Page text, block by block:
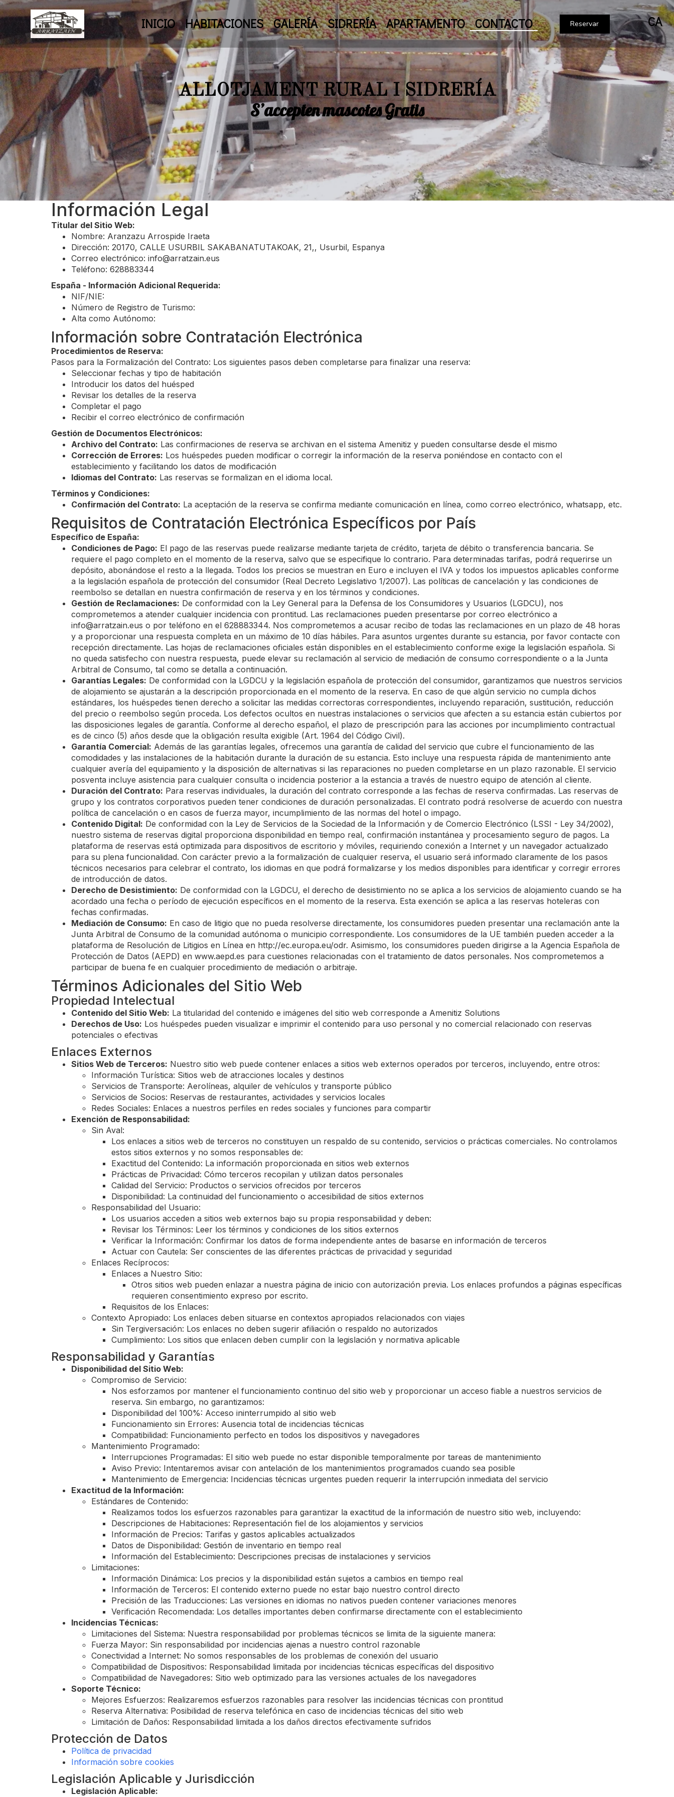
INICIO HABITACIONES GALERÍA SIDRERÍA APARTAMENTO CONTACTO Reservar CA
ALLOTJAMENT RURAL I SIDRERÍA
S’accepten mascotes Gratis
Información Legal
Titular del Sitio Web:
Nombre: Aranzazu Arrospide Iraeta
Dirección: 20170, CALLE USURBIL SAKABANATUTAKOAK, 21,, Usurbil, Espanya
Correo electrónico: info@arratzain.eus
Teléfono: 628883344
España - Información Adicional Requerida:
NIF/NIE:
Número de Registro de Turismo:
Alta como Autónomo:
Información sobre Contratación Electrónica
Procedimientos de Reserva:
Pasos para la Formalización del Contrato: Los siguientes pasos deben completarse para finalizar una reserva:
Seleccionar fechas y tipo de habitación
Introducir los datos del huésped
Revisar los detalles de la reserva
Completar el pago
Recibir el correo electrónico de confirmación
Gestión de Documentos Electrónicos:
Archivo del Contrato: Las confirmaciones de reserva se archivan en el sistema Amenitiz y pueden consultarse desde el mismo
Corrección de Errores: Los huéspedes pueden modificar o corregir la información de la reserva poniéndose en contacto con el
establecimiento y facilitando los datos de modificación
Idiomas del Contrato: Las reservas se formalizan en el idioma local.
Términos y Condiciones:
Confirmación del Contrato: La aceptación de la reserva se confirma mediante comunicación en línea, como correo electrónico, whatsapp, etc.
Requisitos de Contratación Electrónica Específicos por País
Específico de España:
Condiciones de Pago: El pago de las reservas puede realizarse mediante tarjeta de crédito, tarjeta de débito o transferencia bancaria. Se
requiere el pago completo en el momento de la reserva, salvo que se especifique lo contrario. Para determinadas tarifas, podrá requerirse un
depósito, abonándose el resto a la llegada. Todos los precios se muestran en Euro e incluyen el IVA y todos los impuestos aplicables conforme
a la legislación española de protección del consumidor (Real Decreto Legislativo 1/2007). Las políticas de cancelación y las condiciones de
reembolso se detallan en nuestra confirmación de reserva y en los términos y condiciones.
Gestión de Reclamaciones: De conformidad con la Ley General para la Defensa de los Consumidores y Usuarios (LGDCU), nos
comprometemos a atender cualquier incidencia con prontitud. Las reclamaciones pueden presentarse por correo electrónico a
info@arratzain.eus o por teléfono en el 628883344. Nos comprometemos a acusar recibo de todas las reclamaciones en un plazo de 48 horas
y a proporcionar una respuesta completa en un máximo de 10 días hábiles. Para asuntos urgentes durante su estancia, por favor contacte con
recepción directamente. Las hojas de reclamaciones oficiales están disponibles en el establecimiento conforme exige la legislación española. Si
no queda satisfecho con nuestra respuesta, puede elevar su reclamación al servicio de mediación de consumo correspondiente o a la Junta
Arbitral de Consumo, tal como se detalla a continuación.
Garantías Legales: De conformidad con la LGDCU y la legislación española de protección del consumidor, garantizamos que nuestros servicios
de alojamiento se ajustarán a la descripción proporcionada en el momento de la reserva. En caso de que algún servicio no cumpla dichos
estándares, los huéspedes tienen derecho a solicitar las medidas correctoras correspondientes, incluyendo reparación, sustitución, reducción
del precio o reembolso según proceda. Los defectos ocultos en nuestras instalaciones o servicios que afecten a su estancia están cubiertos por
las disposiciones legales de garantía. Conforme al derecho español, el plazo de prescripción para las acciones por incumplimiento contractual
es de cinco (5) años desde que la obligación resulta exigible (Art. 1964 del Código Civil).
Garantía Comercial: Además de las garantías legales, ofrecemos una garantía de calidad del servicio que cubre el funcionamiento de las
comodidades y las instalaciones de la habitación durante la duración de su estancia. Esto incluye una respuesta rápida de mantenimiento ante
cualquier avería del equipamiento y la disposición de alternativas si las reparaciones no pueden completarse en un plazo razonable. El servicio
posventa incluye asistencia para cualquier consulta o incidencia posterior a la estancia a través de nuestro equipo de atención al cliente.
Duración del Contrato: Para reservas individuales, la duración del contrato corresponde a las fechas de reserva confirmadas. Las reservas de
grupo y los contratos corporativos pueden tener condiciones de duración personalizadas. El contrato podrá resolverse de acuerdo con nuestra
política de cancelación o en casos de fuerza mayor, incumplimiento de las normas del hotel o impago.
Contenido Digital: De conformidad con la Ley de Servicios de la Sociedad de la Información y de Comercio Electrónico (LSSI - Ley 34/2002),
nuestro sistema de reservas digital proporciona disponibilidad en tiempo real, confirmación instantánea y procesamiento seguro de pagos. La
plataforma de reservas está optimizada para dispositivos de escritorio y móviles, requiriendo conexión a Internet y un navegador actualizado
para su plena funcionalidad. Con carácter previo a la formalización de cualquier reserva, el usuario será informado claramente de los pasos
técnicos necesarios para celebrar el contrato, los idiomas en que podrá formalizarse y los medios disponibles para identificar y corregir errores
de introducción de datos.
Derecho de Desistimiento: De conformidad con la LGDCU, el derecho de desistimiento no se aplica a los servicios de alojamiento cuando se ha
acordado una fecha o período de ejecución específicos en el momento de la reserva. Esta exención se aplica a las reservas hoteleras con
fechas confirmadas.
Mediación de Consumo: En caso de litigio que no pueda resolverse directamente, los consumidores pueden presentar una reclamación ante la
Junta Arbitral de Consumo de la comunidad autónoma o municipio correspondiente. Los consumidores de la UE también pueden acceder a la
plataforma de Resolución de Litigios en Línea en http://ec.europa.eu/odr. Asimismo, los consumidores pueden dirigirse a la Agencia Española de
Protección de Datos (AEPD) en www.aepd.es para cuestiones relacionadas con el tratamiento de datos personales. Nos comprometemos a
participar de buena fe en cualquier procedimiento de mediación o arbitraje.
Términos Adicionales del Sitio Web
Propiedad Intelectual
Contenido del Sitio Web: La titularidad del contenido e imágenes del sitio web corresponde a Amenitiz Solutions
Derechos de Uso: Los huéspedes pueden visualizar e imprimir el contenido para uso personal y no comercial relacionado con reservas
potenciales o efectivas
Enlaces Externos
Sitios Web de Terceros: Nuestro sitio web puede contener enlaces a sitios web externos operados por terceros, incluyendo, entre otros:
Información Turística: Sitios web de atracciones locales y destinos
Servicios de Transporte: Aerolíneas, alquiler de vehículos y transporte público
Servicios de Socios: Reservas de restaurantes, actividades y servicios locales
Redes Sociales: Enlaces a nuestros perfiles en redes sociales y funciones para compartir
Exención de Responsabilidad:
Sin Aval:
Los enlaces a sitios web de terceros no constituyen un respaldo de su contenido, servicios o prácticas comerciales. No controlamos
estos sitios externos y no somos responsables de:
Exactitud del Contenido: La información proporcionada en sitios web externos
Prácticas de Privacidad: Cómo terceros recopilan y utilizan datos personales
Calidad del Servicio: Productos o servicios ofrecidos por terceros
Disponibilidad: La continuidad del funcionamiento o accesibilidad de sitios externos
Responsabilidad del Usuario:
Los usuarios acceden a sitios web externos bajo su propia responsabilidad y deben:
Revisar los Términos: Leer los términos y condiciones de los sitios externos
Verificar la Información: Confirmar los datos de forma independiente antes de basarse en información de terceros
Actuar con Cautela: Ser conscientes de las diferentes prácticas de privacidad y seguridad
Enlaces Recíprocos:
Enlaces a Nuestro Sitio:
Otros sitios web pueden enlazar a nuestra página de inicio con autorización previa. Los enlaces profundos a páginas específicas
requieren consentimiento expreso por escrito.
Requisitos de los Enlaces:
Contexto Apropiado: Los enlaces deben situarse en contextos apropiados relacionados con viajes
Sin Tergiversación: Los enlaces no deben sugerir afiliación o respaldo no autorizados
Cumplimiento: Los sitios que enlacen deben cumplir con la legislación y normativa aplicable
Responsabilidad y Garantías
Disponibilidad del Sitio Web:
Compromiso de Servicio:
Nos esforzamos por mantener el funcionamiento continuo del sitio web y proporcionar un acceso fiable a nuestros servicios de
reserva. Sin embargo, no garantizamos:
Disponibilidad del 100%: Acceso ininterrumpido al sitio web
Funcionamiento sin Errores: Ausencia total de incidencias técnicas
Compatibilidad: Funcionamiento perfecto en todos los dispositivos y navegadores
Mantenimiento Programado:
Interrupciones Programadas: El sitio web puede no estar disponible temporalmente por tareas de mantenimiento
Aviso Previo: Intentaremos avisar con antelación de los mantenimientos programados cuando sea posible
Mantenimiento de Emergencia: Incidencias técnicas urgentes pueden requerir la interrupción inmediata del servicio
Exactitud de la Información:
Estándares de Contenido:
Realizamos todos los esfuerzos razonables para garantizar la exactitud de la información de nuestro sitio web, incluyendo:
Descripciones de Habitaciones: Representación fiel de los alojamientos y servicios
Información de Precios: Tarifas y gastos aplicables actualizados
Datos de Disponibilidad: Gestión de inventario en tiempo real
Información del Establecimiento: Descripciones precisas de instalaciones y servicios
Limitaciones:
Información Dinámica: Los precios y la disponibilidad están sujetos a cambios en tiempo real
Información de Terceros: El contenido externo puede no estar bajo nuestro control directo
Precisión de las Traducciones: Las versiones en idiomas no nativos pueden contener variaciones menores
Verificación Recomendada: Los detalles importantes deben confirmarse directamente con el establecimiento
Incidencias Técnicas:
Limitaciones del Sistema: Nuestra responsabilidad por problemas técnicos se limita de la siguiente manera:
Fuerza Mayor: Sin responsabilidad por incidencias ajenas a nuestro control razonable
Conectividad a Internet: No somos responsables de los problemas de conexión del usuario
Compatibilidad de Dispositivos: Responsabilidad limitada por incidencias técnicas específicas del dispositivo
Compatibilidad de Navegadores: Sitio web optimizado para las versiones actuales de los navegadores
Soporte Técnico:
Mejores Esfuerzos: Realizaremos esfuerzos razonables para resolver las incidencias técnicas con prontitud
Reserva Alternativa: Posibilidad de reserva telefónica en caso de incidencias técnicas del sitio web
Limitación de Daños: Responsabilidad limitada a los daños directos efectivamente sufridos
Protección de Datos
Política de privacidad
Información sobre cookies
Legislación Aplicable y Jurisdicción
Legislación Aplicable: